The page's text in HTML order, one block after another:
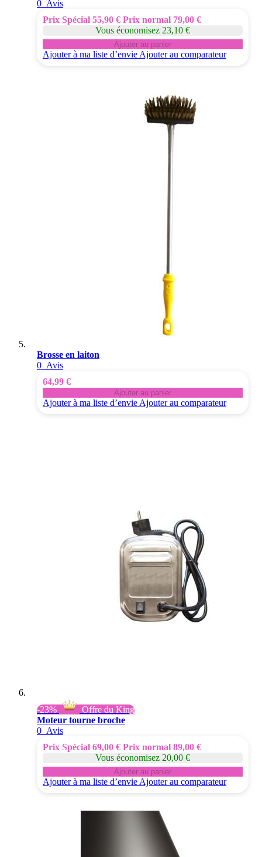
0 Avis
Prix Spécial 55,90 € Prix normal 79,00 €
Vous économisez 23,10 €
Ajouter au panier
Ajouter à ma liste d’envie Ajouter au comparateur
Brosse en laiton
0 Avis
64,99 €
Ajouter au panier
Ajouter à ma liste d’envie Ajouter au comparateur
-23%
Offre du King
Moteur tourne broche
0 Avis
Prix Spécial 69,00 € Prix normal 89,00 €
Vous économisez 20,00 €
Ajouter au panier
Ajouter à ma liste d’envie Ajouter au comparateur